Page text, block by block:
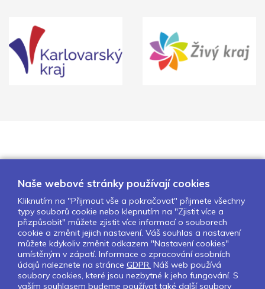
O nás Naše projekty
Pro školy
Partneři
Kontakty
GDPR
Nastavení cookies
Sledujte nás:
Naše webové stránky používají cookies
Kliknutím na "Přijmout vše a pokračovat" přijmete všechny
typy souborů cookie nebo klepnutím na "Zjistit více a
přizpůsobit" můžete zjistit více informací o souborech
cookie a změnit jejich nastavení. Váš souhlas a nastavení
můžete kdykoliv změnit odkazem "Nastavení cookies"
umístěným v zápatí. Informace o zpracování osobních
údajů naleznete na stránce GDPR. Náš web používá
soubory cookies, které jsou nezbytné k jeho fungování. S
vaším souhlasem budeme používat také další soubory